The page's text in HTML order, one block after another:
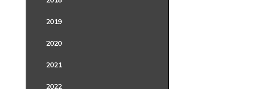
2019
2020
2021
2022